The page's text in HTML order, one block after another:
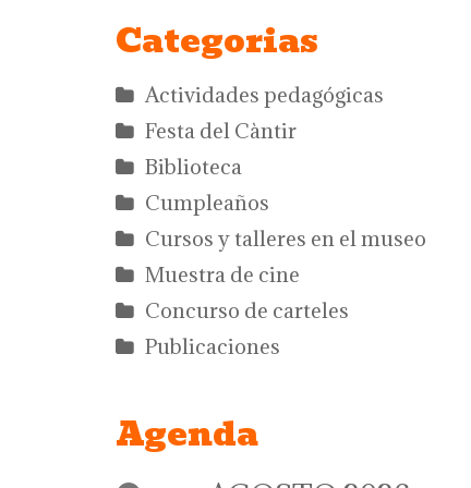
Categorias
Actividades pedagógicas
Festa del Càntir
Biblioteca
Cumpleaños
Cursos y talleres en el museo
Muestra de cine
Concurso de carteles
Publicaciones
Agenda